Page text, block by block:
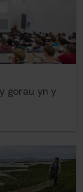
gorau yn y